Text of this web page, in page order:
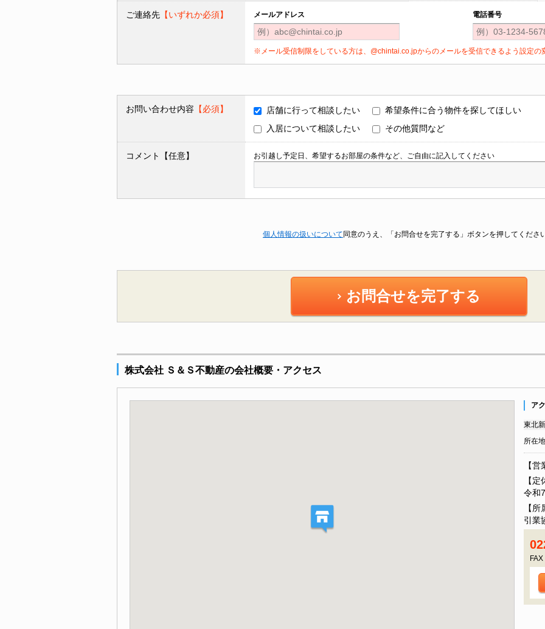
ご連絡先 【いずれか必須】 メールアドレス 電話番号
※メール受信制限をしている方は、@chintai.co.jpからのメールを受信できるよう設定の
お問い合わせ内容 【必須】 店舗に行って相談したい
希望条件に合う物件を探してほしい
入居について相談したい
その他質問など
コメント【任意】 お引越し予定日、希望するお部屋の条件など、ご自由に記入してください
個人情報の扱いについて 同意のうえ、「お問合せを完了する」ボタンを押してくださ
お問合せを完了する
株式会社 Ｓ＆Ｓ不動産の会社概要・アクセス
ア
東北
所在地
【
【
令和
【
引業